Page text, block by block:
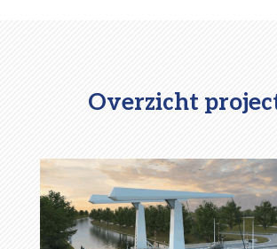
Overzicht